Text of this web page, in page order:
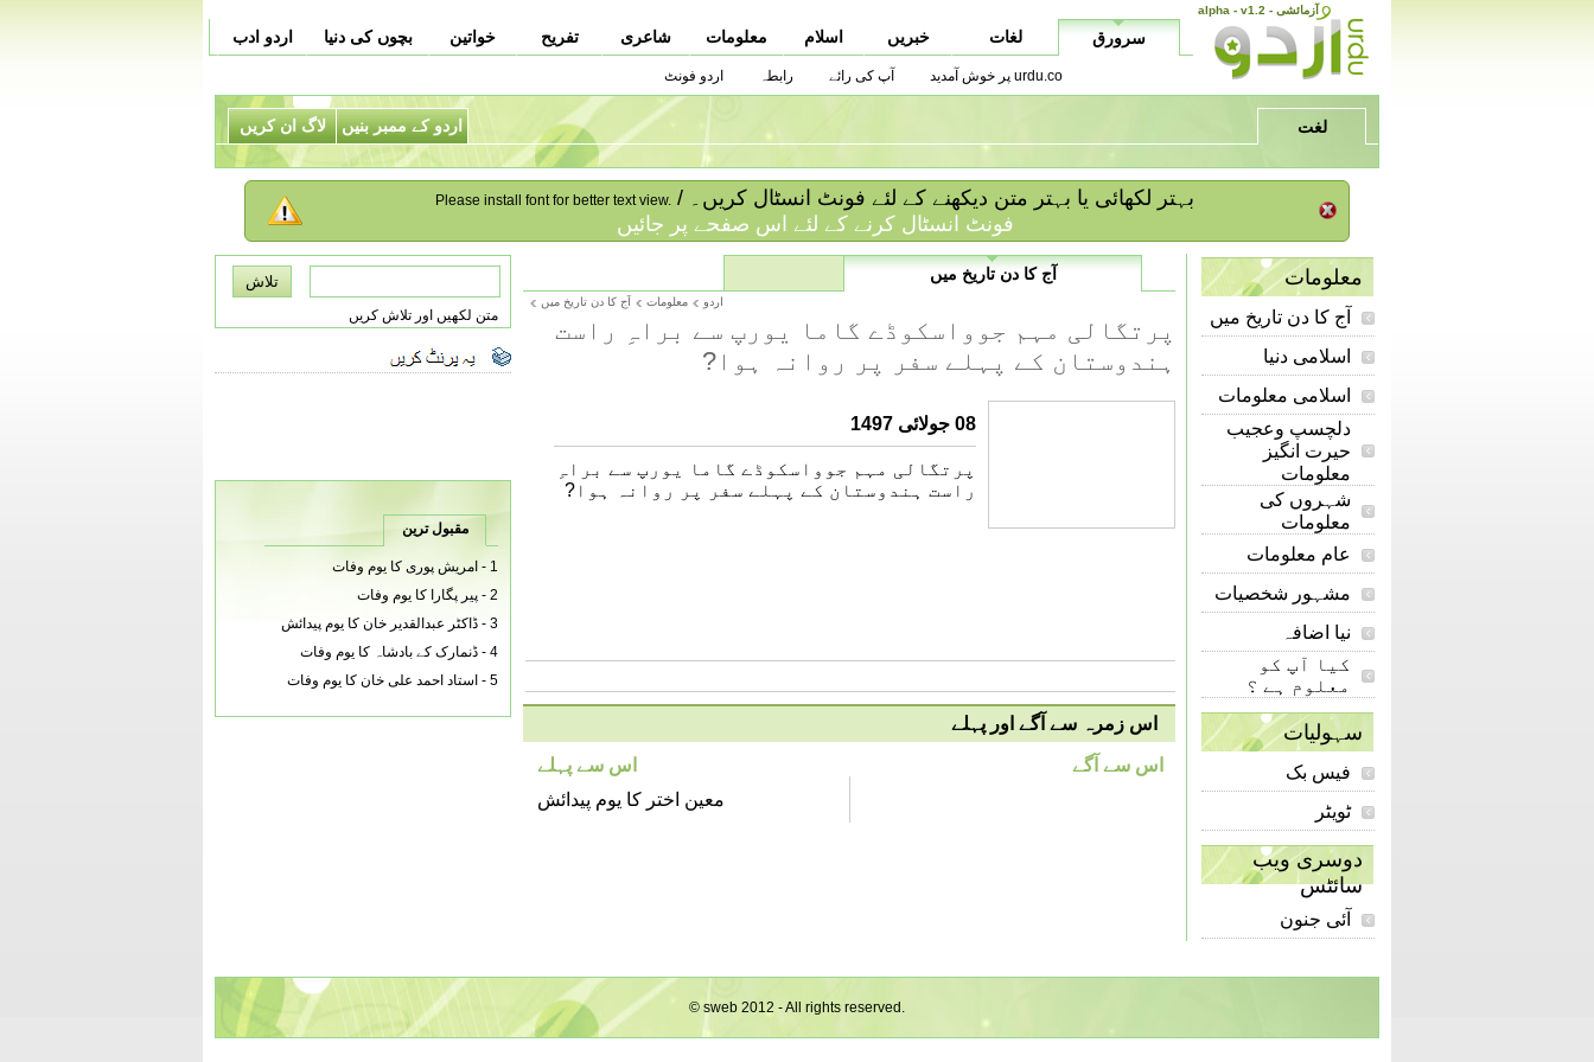
alpha - v1.2 - آزمائشی
سرورق لغات خبریں اسلام معلومات شاعری تفریح خواتین بچوں کی دنیا اردو ادب
urdu.co پر خوش آمدید آپ کی رائے رابطہ اردو فونٹ
لغت اردو کے ممبر بنیں لاگ ان کریں
Please install font for better text view.
/ بہتر لکھائی یا بہتر متن دیکھنے کے لئے فونٹ انسٹال کریں۔
فونٹ انسٹال کرنے کے لئے اس صفحے پر جائیں
معلومات
آج کا دن تاریخ میں
اسلامی دنیا
اسلامی معلومات
دلچسپ وعجیب
حیرت انگیز
معلومات
شہروں کی
معلومات
عام معلومات
مشہور شخصیات
نیا اضافہ
کیا آپ کو
معلوم ہے ؟
سہولیات
فیس بک
ٹویٹر
دوسری ویب
سائٹس
آئی جنون
آج کا دن تاریخ میں
اردو معلومات آج کا دن تاریخ میں
پرتگالی مہم جوواسکوڈے گاما یورپ سے براہِ راست
ہندوستان کے پہلے سفر پر روانہ ہوا?
08 جولائی 1497
پرتگالی مہم جوواسکوڈے گاما یورپ سے براہِ
راست ہندوستان کے پہلے سفر پر روانہ ہوا?
اس زمرہ سے آگے اور پہلے
اس سے آگے
اس سے پہلے
معین اختر کا یوم پیدائش
متن لکھیں اور تلاش کریں
مقبول ترین
1 -
امریش پوری کا یوم وفات
2 -
پیر پگارا کا یوم وفات
3 -
ڈاکٹر عبدالقدیر خان کا یوم پیدائش
4 -
ڈنمارک کے بادشاہ کا یوم وفات
5 -
استاد احمد علی خان کا یوم وفات
© sweb 2012 - All rights reserved.